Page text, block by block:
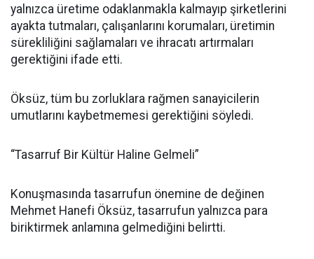
yalnızca üretime odaklanmakla kalmayıp şirketlerini
ayakta tutmaları, çalışanlarını korumaları, üretimin
sürekliliğini sağlamaları ve ihracatı artırmaları
gerektiğini ifade etti.
Öksüz, tüm bu zorluklara rağmen sanayicilerin
umutlarını kaybetmemesi gerektiğini söyledi.
“Tasarruf Bir Kültür Haline Gelmeli”
Konuşmasında tasarrufun önemine de değinen
Mehmet Hanefi Öksüz, tasarrufun yalnızca para
biriktirmek anlamına gelmediğini belirtti.